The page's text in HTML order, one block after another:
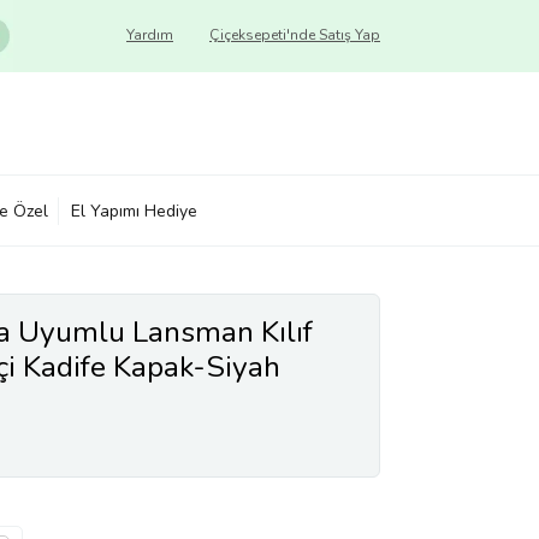
Çiçeksepeti'nde Satış Yap
Yardım
Özel El Yapımı Hediye
Lansman Kılıf
Kadife Kapak-Siyah